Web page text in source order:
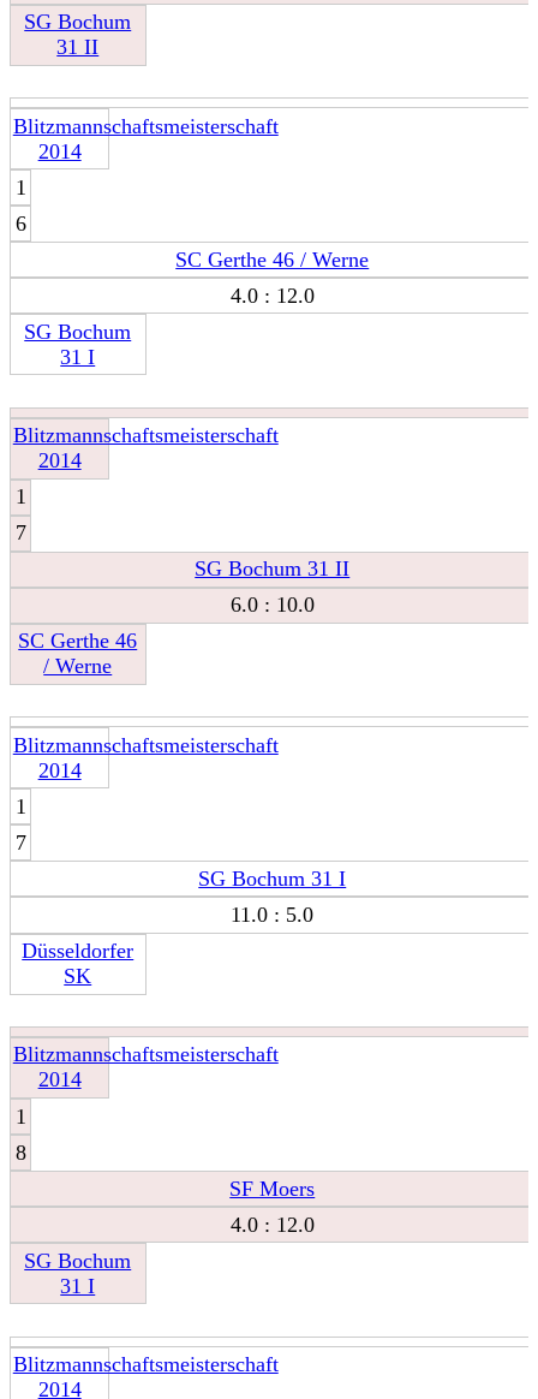
SG Bochum
31 II
Blitzmannschaftsmeisterschaft
2014
1
6
SC Gerthe 46 / Werne
4.0 : 12.0
SG Bochum
31 I
Blitzmannschaftsmeisterschaft
2014
1
7
SG Bochum 31 II
6.0 : 10.0
SC Gerthe 46
/ Werne
Blitzmannschaftsmeisterschaft
2014
1
7
SG Bochum 31 I
11.0 : 5.0
Düsseldorfer
SK
Blitzmannschaftsmeisterschaft
2014
1
8
SF Moers
4.0 : 12.0
SG Bochum
31 I
Blitzmannschaftsmeisterschaft
2014